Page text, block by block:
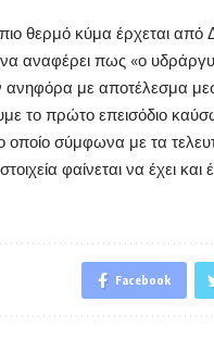
θερμό κύμα έρχεται από
αναφέρει πως «ο
ανηφόρα με αποτέλεσμα
το πρώτο επεισόδιο
οποίο σύμφωνα με τα
φαίνεται να έχει και
Facebook